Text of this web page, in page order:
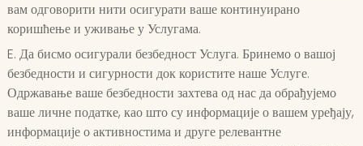
вам одговорити нити осигурати ваше континуирано
коришћење и уживање у Услугама.
E. Да бисмо осигурали безбедност Услуга. Бринемо о вашој
безбедности и сигурности док користите наше Услуге.
Одржавање ваше безбедности захтева од нас да обрађујемо
ваше личне податке, као што су информације о вашем уређају,
информације о активностима и друге релевантне